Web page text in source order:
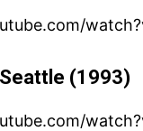
(1993)